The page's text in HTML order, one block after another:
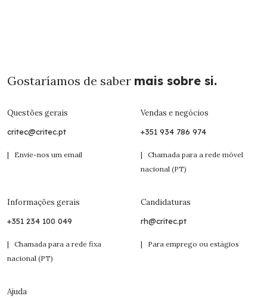
Gostaríamos de saber mais sobre si.
Questões gerais
critec@critec.pt
| Envie-nos um email
Vendas e negócios
+351 934 786 974
| Chamada para a rede móvel
nacional (PT)
Informações gerais
+351 234 100 049
| Chamada para a rede fixa
nacional (PT)
Candidaturas
rh@critec.pt
| Para emprego ou estágios
Ajuda